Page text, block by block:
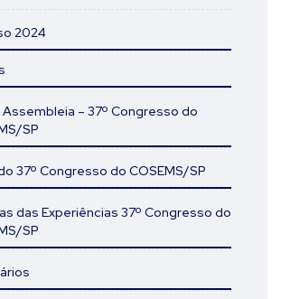
2024
Assembleia – 37º Congresso do
SP
37º Congresso do COSEMS/SP
das Experiências 37º Congresso do
SP